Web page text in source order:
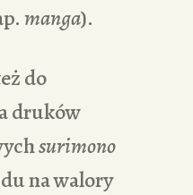
manga).
do
druków
surimono
na walory